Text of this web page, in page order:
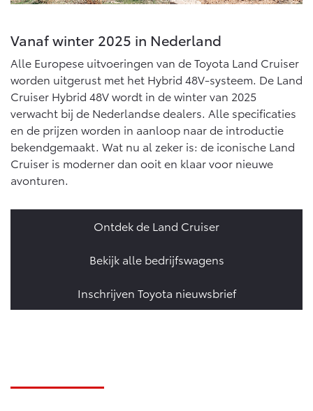
Vanaf winter 2025 in Nederland
Alle Europese uitvoeringen van de Toyota Land Cruiser
worden uitgerust met het Hybrid 48V-systeem. De Land
Cruiser Hybrid 48V wordt in de winter van 2025
verwacht bij de Nederlandse dealers. Alle specificaties
en de prijzen worden in aanloop naar de introductie
bekendgemaakt. Wat nu al zeker is: de iconische Land
Cruiser is moderner dan ooit en klaar voor nieuwe
avonturen.
Ontdek de Land Cruiser
Bekijk alle bedrijfswagens
Inschrijven Toyota nieuwsbrief